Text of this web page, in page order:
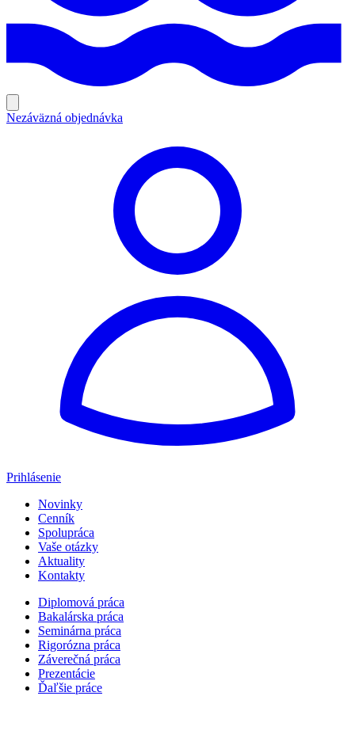
Nezáväzná objednávka
Prihlásenie
Novinky
Cenník
Spolupráca
Vaše otázky
Aktuality
Kontakty
Diplomová práca
Bakalárska práca
Seminárna práca
Rigorózna práca
Záverečná práca
Prezentácie
Ďaľšie práce